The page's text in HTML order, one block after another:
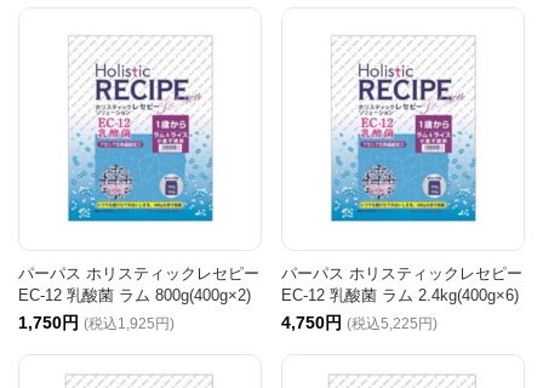
パーパス ホリスティックレセピー
EC-12 乳酸菌 ラム 800g(400g×2)
1,750円 (税込1,925円)
パーパス ホリスティックレセピー
EC-12 乳酸菌 ラム 2.4kg(400g×6)
4,750円 (税込5,225円)